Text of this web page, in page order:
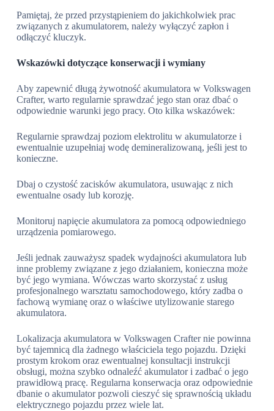
Pamiętaj, że przed przystąpieniem do jakichkolwiek prac
związanych z akumulatorem, należy wyłączyć zapłon i
odłączyć kluczyk.
Wskazówki dotyczące konserwacji i wymiany
Aby zapewnić długą żywotność akumulatora w Volkswagen
Crafter, warto regularnie sprawdzać jego stan oraz dbać o
odpowiednie warunki jego pracy. Oto kilka wskazówek:
Regularnie sprawdzaj poziom elektrolitu w akumulatorze i
ewentualnie uzupełniaj wodę demineralizowaną, jeśli jest to
konieczne.
Dbaj o czystość zacisków akumulatora, usuwając z nich
ewentualne osady lub korozję.
Monitoruj napięcie akumulatora za pomocą odpowiedniego
urządzenia pomiarowego.
Jeśli jednak zauważysz spadek wydajności akumulatora lub
inne problemy związane z jego działaniem, konieczna może
być jego wymiana. Wówczas warto skorzystać z usług
profesjonalnego warsztatu samochodowego, który zadba o
fachową wymianę oraz o właściwe utylizowanie starego
akumulatora.
Lokalizacja akumulatora w Volkswagen Crafter nie powinna
być tajemnicą dla żadnego właściciela tego pojazdu. Dzięki
prostym krokom oraz ewentualnej konsultacji instrukcji
obsługi, można szybko odnaleźć akumulator i zadbać o jego
prawidłową pracę. Regularna konserwacja oraz odpowiednie
dbanie o akumulator pozwoli cieszyć się sprawnością układu
elektrycznego pojazdu przez wiele lat.